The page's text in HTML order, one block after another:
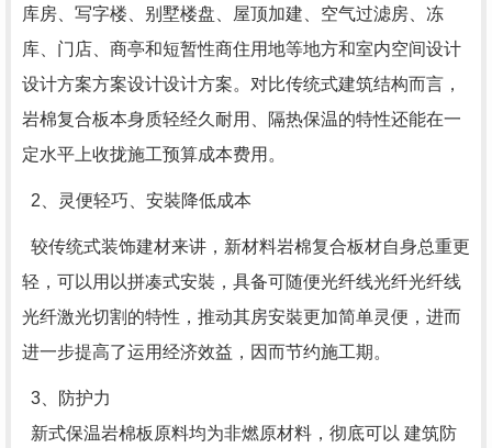
库房、写字楼、别墅楼盘、屋顶加建、空气过滤房、冻
库、门店、商亭和短暂性商住用地等地方和室内空间设计
设计方案方案设计设计方案。对比传统式建筑结构而言，
岩棉复合板本身质轻经久耐用、隔热保温的特性还能在一
定水平上收拢施工预算成本费用。
2、灵便轻巧、安裝降低成本
较传统式装饰建材来讲，新材料岩棉复合板材自身总重更
轻，可以用以拼凑式安裝，具备可随便光纤线光纤光纤线
光纤激光切割的特性，推动其房安裝更加简单灵便，进而
进一步提高了运用经济效益，因而节约施工期。
3、防护力
新式保温岩棉板原料均为非燃原材料，彻底可以 建筑防